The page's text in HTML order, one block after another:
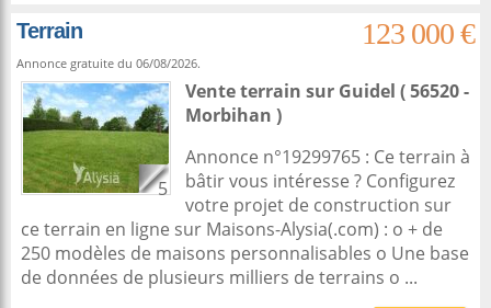
Terrain
123 000 €
Annonce gratuite du 06/08/2026.
5
Vente terrain sur Guidel ( 56520 -
Morbihan )
Annonce n°19299765 : Ce terrain à
bâtir vous intéresse ? Configurez
votre projet de construction sur
ce terrain en ligne sur Maisons-Alysia(.com) : o + de
250 modèles de maisons personnalisables o Une base
de données de plusieurs milliers de terrains o ...